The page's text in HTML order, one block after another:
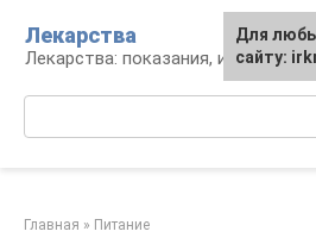
контенту
Лекарства
Лекарства: показания,
Главная » Питание
Для
сайту: